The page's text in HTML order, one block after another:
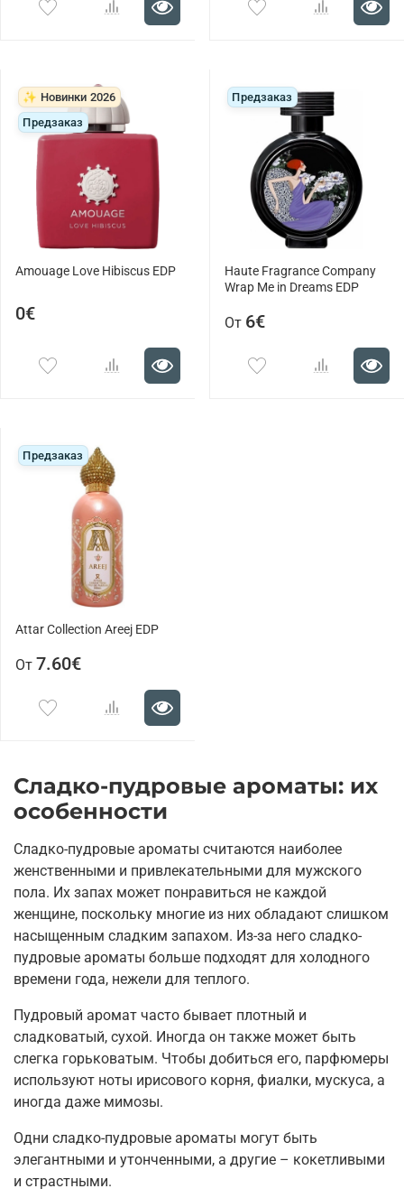
✨ Новинки 2026
Предзаказ
Amouage Love Hibiscus EDP
0€
Предзаказ
Haute Fragrance Company
Wrap Me in Dreams EDP
От 6€
Предзаказ
Attar Collection Areej EDP
От 7.60€
Сладко-пудровые ароматы: их
особенности
Сладко-пудровые ароматы считаются наиболее
женственными и привлекательными для мужского
пола. Их запах может понравиться не каждой
женщине, поскольку многие из них обладают слишком
насыщенным сладким запахом. Из-за него сладко-
пудровые ароматы больше подходят для холодного
времени года, нежели для теплого.
Пудровый аромат часто бывает плотный и
сладковатый, сухой. Иногда он также может быть
слегка горьковатым. Чтобы добиться его, парфюмеры
используют ноты ирисового корня, фиалки, мускуса, а
иногда даже мимозы.
Одни сладко-пудровые ароматы могут быть
элегантными и утонченными, а другие – кокетливыми
и страстными.